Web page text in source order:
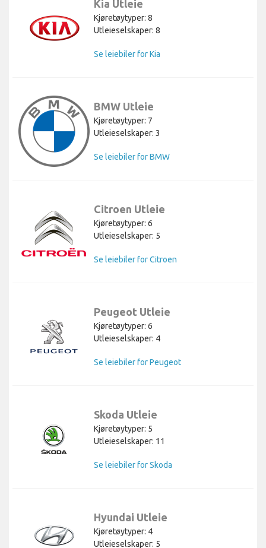
Kia Utleie
Kjøretøytyper: 8
Utleieselskaper: 8
Se leiebiler for Kia
BMW Utleie
Kjøretøytyper: 7
Utleieselskaper: 3
Se leiebiler for BMW
Citroen Utleie
Kjøretøytyper: 6
Utleieselskaper: 5
Se leiebiler for Citroen
Peugeot Utleie
Kjøretøytyper: 6
Utleieselskaper: 4
Se leiebiler for Peugeot
Skoda Utleie
Kjøretøytyper: 5
Utleieselskaper: 11
Se leiebiler for Skoda
Hyundai Utleie
Kjøretøytyper: 4
Utleieselskaper: 5